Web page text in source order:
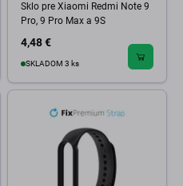
Sklo pre Xiaomi Redmi Note 9
Pro, 9 Pro Max a 9S
4,48 €
SKLADOM 3 ks